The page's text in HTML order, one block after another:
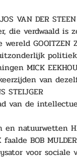
VAN DER STEEN
verdwaald is
GOOITZEN
politiek
MICK
van
de
natuurwetten
BOB MULDER
voor sociale